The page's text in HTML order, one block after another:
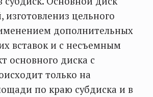
цельного
дополнительных
вставок и с несъемным
основного диска с
только на
по краю субдиска и в